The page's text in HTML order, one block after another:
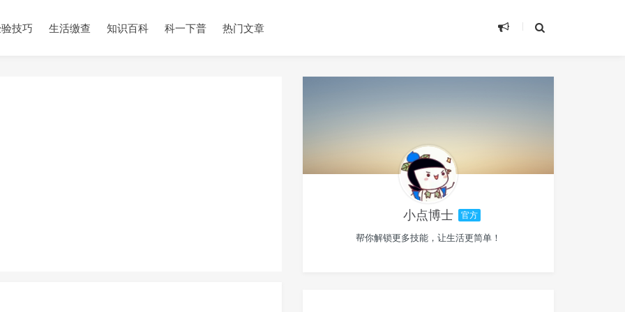
技巧 生活缴查 知识百科 科一下普 热门文章
小点博士 官方
帮你解锁更多技能，让生活更简单！